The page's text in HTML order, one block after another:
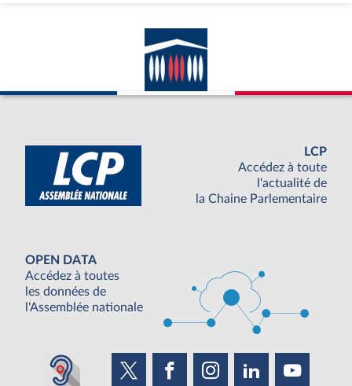
LCP
Accédez à toute
l'actualité de
la Chaine Parlementaire
OPEN DATA
Accédez à toutes
les données de
l'Assemblée nationale